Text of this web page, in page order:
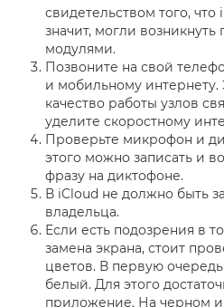
свидетельством того, что
значит, могли
модулями.
Позвоните на свой
и мобильному интернету.
качество работы узлов
уделите скоростному
Проверьте микрофон и
этого можно записать и
фразу на диктофоне.
В iCloud не должно быть
владельца.
Если есть подозрения в
замена экрана, стоит
цветов. В первую
белый. Для этого
приложение. На черном